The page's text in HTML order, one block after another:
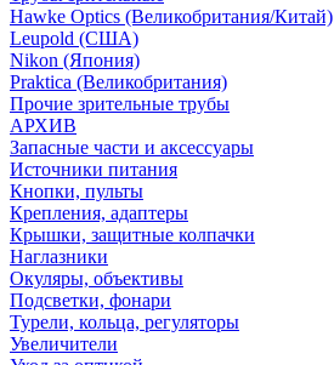
Hawke Optics (Великобритания/Китай)
Leupold (США)
Nikon (Япония)
Praktica (Великобритания)
Прочие зрительные трубы
АРХИВ
Запасные части и аксессуары
Источники питания
Кнопки, пульты
Крепления, адаптеры
Крышки, защитные колпачки
Наглазники
Окуляры, объективы
Подсветки, фонари
Турели, кольца, регуляторы
Увеличители